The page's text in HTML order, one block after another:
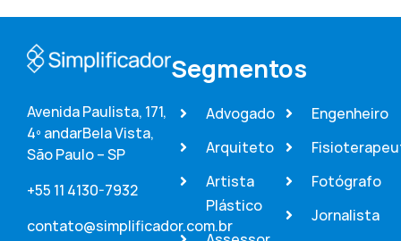
Avenida Paulista, 171,
4º andarBela Vista,
São Paulo – SP
+55 11 4130-7932
contato@simplificador.com.br
Segmentos
Advogado
Arquiteto
Artista
Plástico
Engenheiro
Fotógrafo
Jornalista